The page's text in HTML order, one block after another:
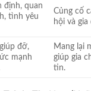
định, quan
tình yêu
Củng cố
hội và
đỡ,
mạnh
Mang lại
giúp gia
tin.